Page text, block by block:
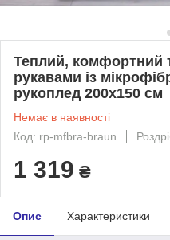
Теплий, комфортний
рукавами із
рукоплед 200х150 см
Немає в наявності
Код: rp-mfbra-braun
1 319 ₴
Опис Характеристики